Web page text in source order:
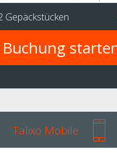
Gepäckstücken
Talixo Mobile